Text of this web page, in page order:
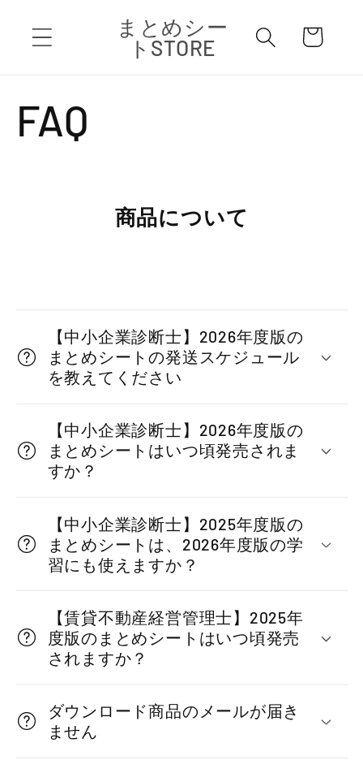
ンツに
進む
まとめシー
トSTORE
ー
FAQ
商品について
た
能
ン
【中小企業診断士】2026年度版の
まとめシートの発送スケジュール
を教えてください
【中小企業診断士】2026年度版の
まとめシートはいつ頃発売されま
すか？
【中小企業診断士】2025年度版の
まとめシートは、2026年度版の学
習にも使えますか？
【賃貸不動産経営管理士】2025年
度版のまとめシートはいつ頃発売
されますか？
ダウンロード商品のメールが届き
ません